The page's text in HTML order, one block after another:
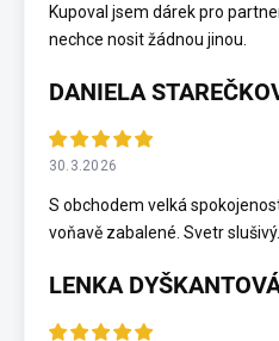
Kupoval jsem dárek pro
nechce nosit žádnou jinou.
DANIELA
30.3.2026
S obchodem velká
voňavě zabalené. Svetr slušivý.
LENKA